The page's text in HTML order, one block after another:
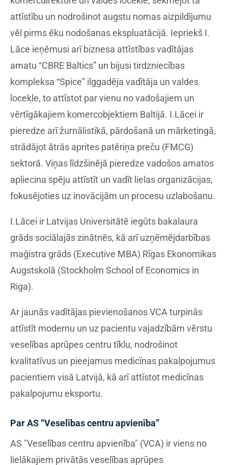
attīstību un nodrošinot augstu nomas aizpildījumu
vēl pirms ēku nodošanas ekspluatācijā. Iepriekš I.
Lāce ieņēmusi arī biznesa attīstības vadītājas
amatu “CBRE Baltics” un bijusi tirdzniecības
kompleksa “Spice” ilggadēja vadītāja un valdes
locekle, to attīstot par vienu no vadošajiem un
vērtīgākajiem komercobjektiem Baltijā. I.Lācei ir
pieredze arī žurnālistikā, pārdošanā un mārketingā,
strādājot ātrās aprites patēriņa preču (FMCG)
sektorā. Viņas līdzšinējā pieredze vadošos amatos
apliecina spēju attīstīt un vadīt lielas organizācijas,
fokusējoties uz inovācijām un procesu uzlabošanu.
I.Lācei ir Latvijas Universitātē iegūts bakalaura
grāds sociālajās zinātnēs, kā arī uzņēmējdarbības
maģistra grāds (Executive MBA) Rīgas Ekonomikas
Augstskolā (Stockholm School of Economics in
Riga).
Ar jaunās vadītājas pievienošanos VCA turpinās
attīstīt modernu un uz pacientu vajadzībām vērstu
veselības aprūpes centru tīklu, nodrošinot
kvalitatīvus un pieejamus medicīnas pakalpojumus
pacientiem visā Latvijā, kā arī attīstot medicīnas
pakalpojumu eksportu.
Par AS “Veselības centru apvienība”
AS "Veselības centru apvienība" (VCA) ir viens no
lielākajiem privātās veselības aprūpes